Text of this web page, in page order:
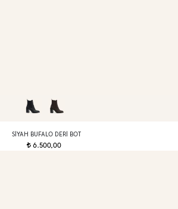
SIYAH BUFALO DERI BOT
t 6.500,00